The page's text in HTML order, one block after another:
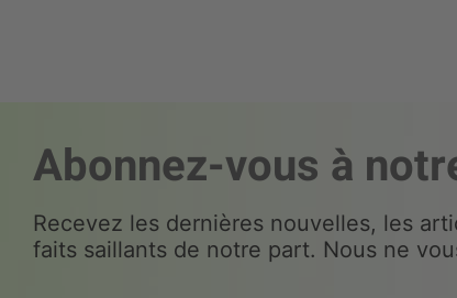
Abonnez-vous à
Recevez les dernières nouvelles, les
faits saillants de notre part. Nous ne